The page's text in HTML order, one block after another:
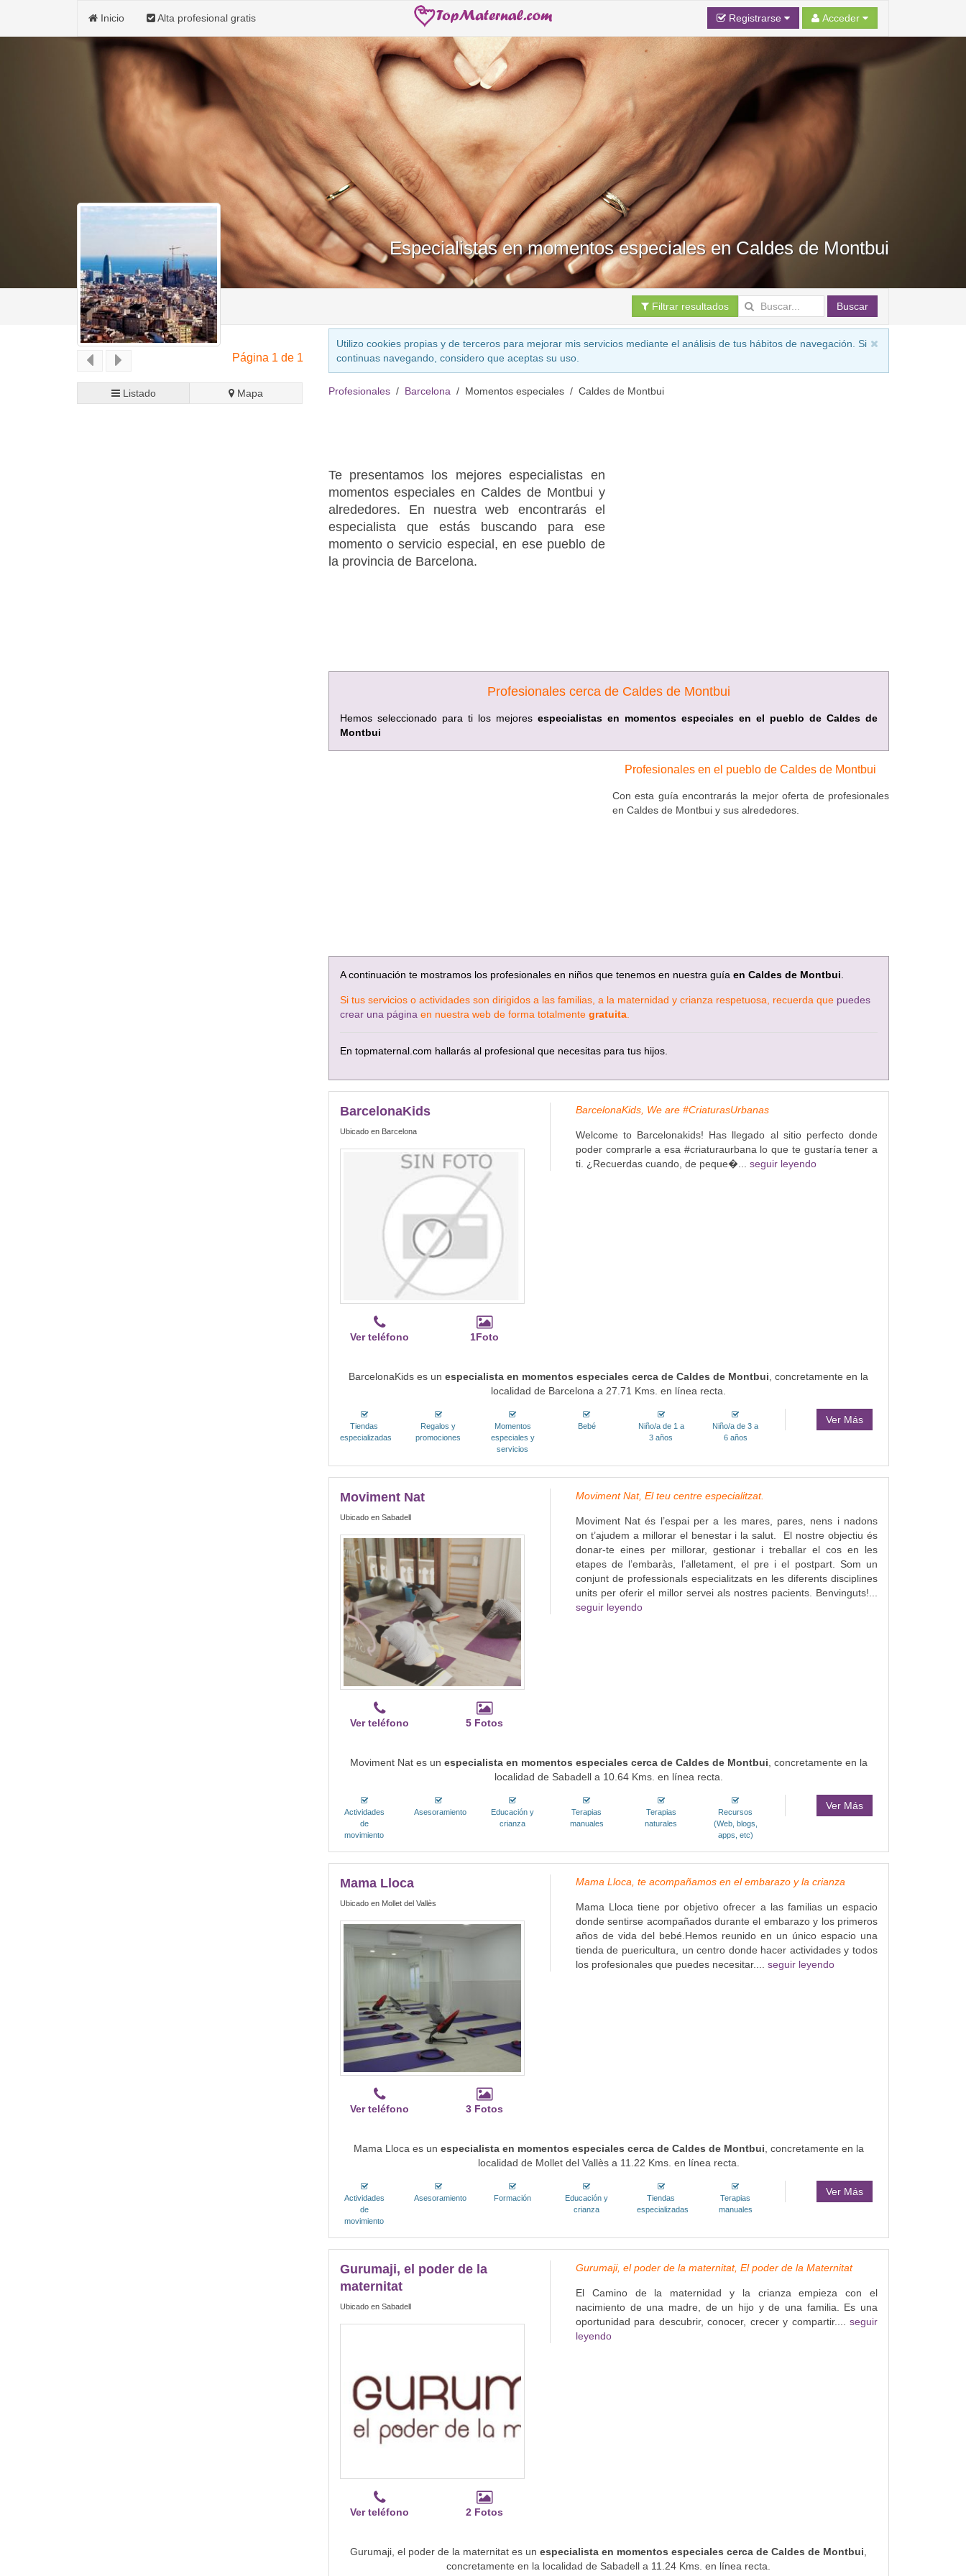
Inicio Alta profesional gratis Registrarse Acceder
Especialistas en momentos especiales en Caldes de Montbui
Filtrar resultados Buscar
Página 1 de 1
Listado Mapa
Utilizo cookies propias y de terceros para mejorar mis servicios mediante el análisis de tus hábitos de navegación. Si
continuas navegando, considero que aceptas su uso.
Profesionales Barcelona Momentos especiales Caldes de Montbui
Te presentamos los mejores especialistas en
momentos especiales en Caldes de Montbui y
alrededores. En nuestra web encontrarás el
especialista que estás buscando para ese
momento o servicio especial, en ese pueblo de
la provincia de Barcelona.
Profesionales cerca de Caldes de Montbui
Hemos seleccionado para ti los mejores especialistas en momentos especiales en el pueblo de Caldes de
Montbui
Profesionales en el pueblo de Caldes de Montbui
Con esta guía encontrarás la mejor oferta de profesionales
en Caldes de Montbui y sus alrededores.
A continuación te mostramos los profesionales en niños que tenemos en nuestra guía en Caldes de Montbui
Si tus servicios o actividades son dirigidos a las familias, a la maternidad y crianza respetuosa, recuerda que puedes
crear una página en nuestra web de forma totalmente gratuita.
En topmaternal.com hallarás al profesional que necesitas para tus hijos.
BarcelonaKids
Ubicado en Barcelona
Ver teléfono 1Foto
BarcelonaKids, We are #CriaturasUrbanas
Welcome to Barcelonakids! Has llegado al sitio perfecto donde
poder comprarle a esa #criaturaurbana lo que te gustaría tener a
ti. ¿Recuerdas cuando, de peque�... seguir leyendo
BarcelonaKids es unespecialista en momentos especiales cerca de Caldes de Montbui , concretamente en la
localidad de Barcelona a 27.71 Kms. en línea recta.
Tiendas
especializadas
Regalos y
promociones
Momentos
especiales y
servicios
Bebé
Niño/a de 1 a
3 años
Niño/a de 3 a
6 años
Ver Más
Moviment Nat
Ubicado en Sabadell
Ver teléfono 5 Fotos
Moviment Nat, El teu centre especialitzat.
Moviment Nat és l’espai per a les mares, pares, nens i nadons
on t’ajudem a millorar el benestar i la salut. El nostre objectiu és
donar-te eines per millorar, gestionar i treballar el cos en les
etapes de l’embaràs, l’alletament, el pre i el postpart. Som un
conjunt de professionals especialitzats en les diferents disciplines
units per oferir el millor servei als nostres pacients. Benvinguts!...
seguir leyendo
Moviment Nat es un especialista en momentos especiales cerca de Caldes de Montbui , concretamente en la
localidad de Sabadell a 10.64 Kms. en línea recta.
Actividades
de
movimiento
Asesoramiento
Educación y
crianza
Terapias
manuales
Terapias
naturales
Recursos
(Web, blogs,
apps, etc)
Ver Más
Mama Lloca
Ubicado en Mollet del Vallès
Ver teléfono 3 Fotos
Mama Lloca, te acompañamos en el embarazo y la crianza
Mama Lloca tiene por objetivo ofrecer a las familias un espacio
donde sentirse acompañados durante el embarazo y los primeros
años de vida del bebé.Hemos reunido en un único espacio una
tienda de puericultura, un centro donde hacer actividades y todos
los profesionales que puedes necesitar.... seguir leyendo
Mama Lloca es un especialista en momentos especiales cerca de Caldes de Montbui , concretamente en la
localidad de Mollet del Vallès a 11.22 Kms. en línea recta.
Actividades
de
movimiento
Asesoramiento Formación
Educación y
crianza
Tiendas
especializadas
Terapias
manuales
Ver Más
Gurumaji, el poder de la
maternitat
Ubicado en Sabadell
Ver teléfono 2 Fotos
Gurumaji, el poder de la maternitat, El poder de la Maternitat
El Camino de la maternidad y la crianza empieza con el
nacimiento de una madre, de un hijo y de una familia. Es una
oportunidad para descubrir, conocer, crecer y compartir.... seguir
leyendo
Gurumaji, el poder de la maternitat es unespecialista en momentos especiales cerca de Caldes de Montbui
concretamente en la localidad de Sabadell a 11.24 Kms. en línea recta.